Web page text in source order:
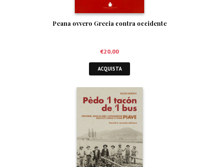
Peana ovvero Grecia contra occidente
€20,00
ACQUISTA